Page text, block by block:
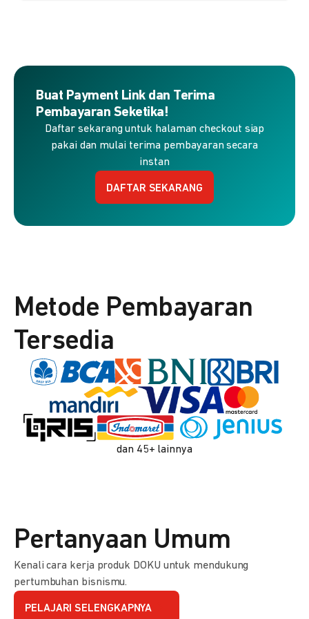
Buat Payment Link dan Terima
Pembayaran Seketika!
Daftar sekarang untuk halaman checkout siap
pakai dan mulai terima pembayaran secara
instan
DAFTAR SEKARANG
Metode Pembayaran
Tersedia
dan 45+ lainnya
Pertanyaan Umum
Kenali cara kerja produk DOKU untuk mendukung
pertumbuhan bisnismu.
PELAJARI SELENGKAPNYA